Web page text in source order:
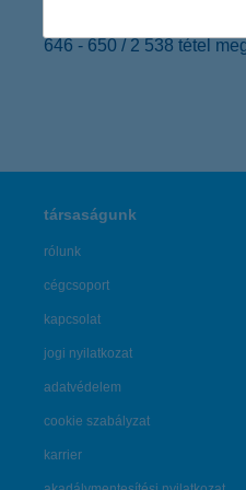
646 - 650 / 2 538 tétel
társaságunk
rólunk
cégcsoport
kapcsolat
jogi nyilatkozat
adatvédelem
cookie szabályzat
karrier